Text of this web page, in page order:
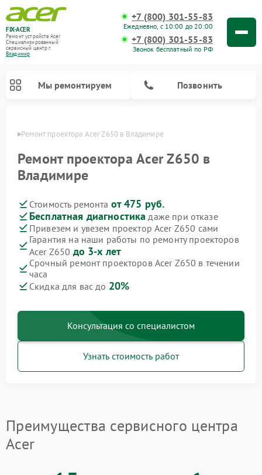
FIX-ACER
Ремонт устройств Acer
Специализированный
cервисный центр г.
Владимир
+7 (800) 301-55-83
Ежедневно, с 10:00 до 20:00
+7 (800) 301-55-83
Звонок бесплатный по РФ
Мы ремонтируем Позвонить
Ремонт проектора Acer Z650 в Владимире
Ремонт проектора Acer Z650 в
Владимире
Стоимость ремонта от 475 руб.
Бесплатная диагностика даже при отказе
Привезем и увезем проектор Acer Z650 сами
Гарантия на наши работы по ремонту проекторов
Acer Z650 до 3-х лет
Срочный ремонт проекторов Acer Z650 в течении
часа
Скидка для вас до 20%
Консультация со специалистом
Узнать стоимость работ
Преимущества сервисного центра
Acer